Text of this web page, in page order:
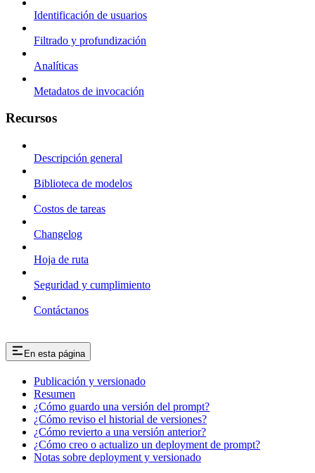
Identificación de usuarios
Filtrado y profundización
Analíticas
Metadatos de invocación
Recursos
Descripción general
Biblioteca de modelos
Costos de tareas
Changelog
Hoja de ruta
Seguridad y cumplimiento
Contáctanos
En esta página
Publicación y versionado
Resumen
¿Cómo guardo una versión del prompt?
¿Cómo reviso el historial de versiones?
¿Cómo revierto a una versión anterior?
¿Cómo creo o actualizo un deployment de prompt?
Notas sobre deployment y versionado